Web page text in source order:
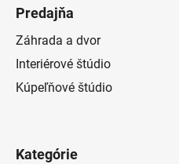
Predajňa
Záhrada a dvor
Interiérové štúdio
Kúpeľňové štúdio
Kategórie